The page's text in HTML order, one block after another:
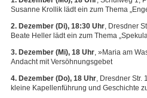
Susanne Krollik lädt ein zum Thema
2. Dezember (Di), 18:30 Uhr, Dresdner
Beate Heller lädt ein zum Thema
3. Dezember (Mi), 18 Uhr, »Maria am
Andacht mit Versöhnungsgebet
4. Dezember (Do), 18 Uhr, Dresdner Str.
kleine Kapellenführung und Geschichte